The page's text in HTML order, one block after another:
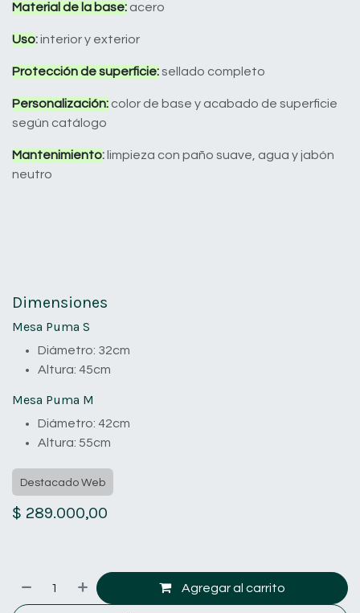
Material de la base: acero
Uso:interior y exterior
Protección de superficie:sellado completo
Personalización: color de base y acabado de superficie
según catálogo
Mantenimiento: limpieza con paño suave, agua y jabón
neutro
Dimensiones
Mesa Puma S
Diámetro: 32cm
Altura: 45cm
Mesa Puma M
Diámetro: 42cm
Altura: 55cm
Destacado Web
$ 289.000,00
Agregar al carrito